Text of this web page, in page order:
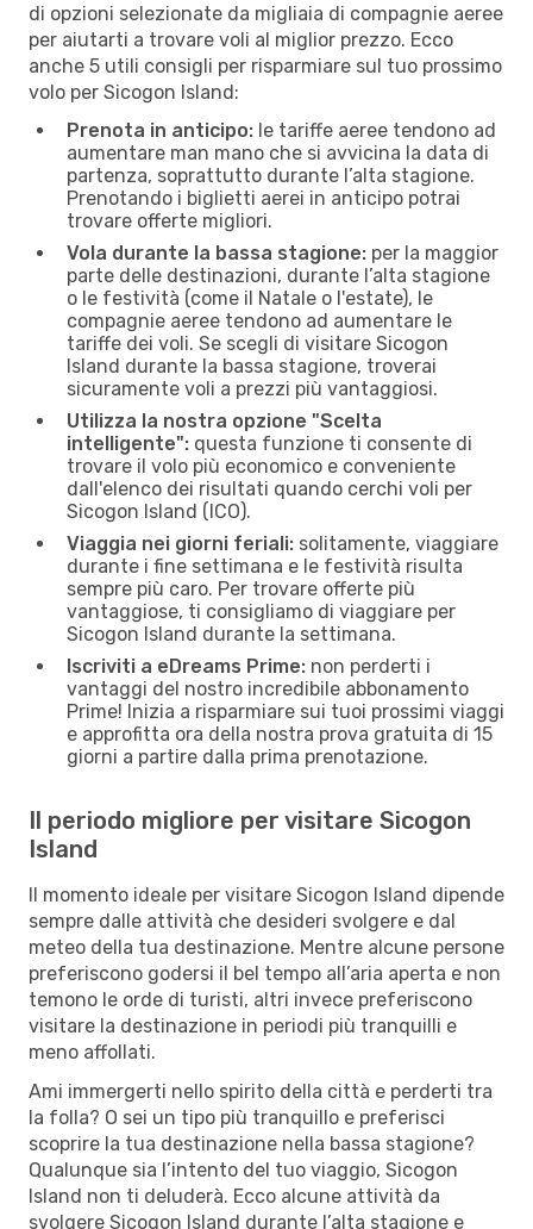
di opzioni selezionate da migliaia di compagnie aeree
per aiutarti a trovare voli al miglior prezzo. Ecco
anche 5 utili consigli per risparmiare sul tuo prossimo
volo per Sicogon Island:
Prenota in anticipo: le tariffe aeree tendono ad
aumentare man mano che si avvicina la data di
partenza, soprattutto durante l’alta stagione.
Prenotando i biglietti aerei in anticipo potrai
trovare offerte migliori.
Vola durante la bassa stagione: per la maggior
parte delle destinazioni, durante l’alta stagione
o le festività (come il Natale o l'estate), le
compagnie aeree tendono ad aumentare le
tariffe dei voli. Se scegli di visitare Sicogon
Island durante la bassa stagione, troverai
sicuramente voli a prezzi più vantaggiosi.
Utilizza la nostra opzione "Scelta
intelligente": questa funzione ti consente di
trovare il volo più economico e conveniente
dall'elenco dei risultati quando cerchi voli per
Sicogon Island (ICO).
Viaggia nei giorni feriali: solitamente, viaggiare
durante i fine settimana e le festività risulta
sempre più caro. Per trovare offerte più
vantaggiose, ti consigliamo di viaggiare per
Sicogon Island durante la settimana.
Iscriviti a eDreams Prime: non perderti i
vantaggi del nostro incredibile abbonamento
Prime! Inizia a risparmiare sui tuoi prossimi viaggi
e approfitta ora della nostra prova gratuita di 15
giorni a partire dalla prima prenotazione.
Il periodo migliore per visitare Sicogon
Island
Il momento ideale per visitare Sicogon Island dipende
sempre dalle attività che desideri svolgere e dal
meteo della tua destinazione. Mentre alcune persone
preferiscono godersi il bel tempo all’aria aperta e non
temono le orde di turisti, altri invece preferiscono
visitare la destinazione in periodi più tranquilli e
meno affollati.
Ami immergerti nello spirito della città e perderti tra
la folla? O sei un tipo più tranquillo e preferisci
scoprire la tua destinazione nella bassa stagione?
Qualunque sia l’intento del tuo viaggio, Sicogon
Island non ti deluderà. Ecco alcune attività da
svolgere Sicogon Island durante l’alta stagione e